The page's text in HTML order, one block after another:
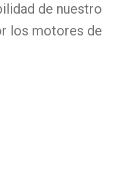
de nuestro
los motores de